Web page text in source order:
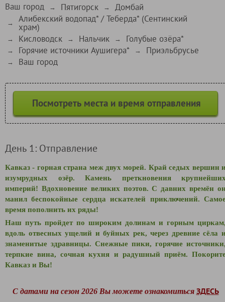
Ваш город → Пятигорск → Домбай
→ Алибекский водопад* / Теберда* (Сентинский
храм)
→ Кисловодск → Нальчик → Голубые озёра*
→ Горячие источники Аушигера* → Приэльбрусье
→ Ваш город
Посмотреть места и время отправления
День 1: Отправление
Кавказ - горная страна меж двух морей. Край седых вершин
изумрудных озёр. Камень преткновения
империй! Вдохновение великих поэтов. С давних времён
манил беспокойные сердца искателей приключений.
время пополнить их ряды!
Наш путь пройдет по широким долинам и горным
вдоль отвесных ущелий и буйных рек, через древние сёла
знаменитые здравницы. Снежные пики, горячие
терпкие вина, сочная кухня и радушный приём.
Кавказ и Вы!
С датами на сезон 2026 Вы можете ознакомиться ЗДЕСЬ